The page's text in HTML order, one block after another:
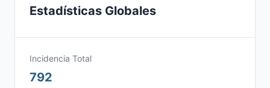
Estadísticas Globales
Incidencia Total
792